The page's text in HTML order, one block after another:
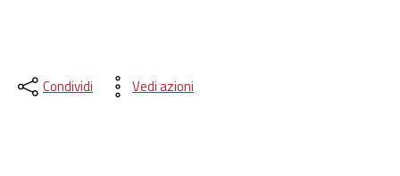
Condividi Vedi azioni